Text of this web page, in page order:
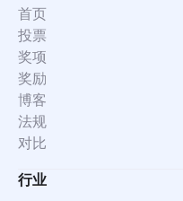
首页
投票
奖项
奖励
博客
法规
对比
行业